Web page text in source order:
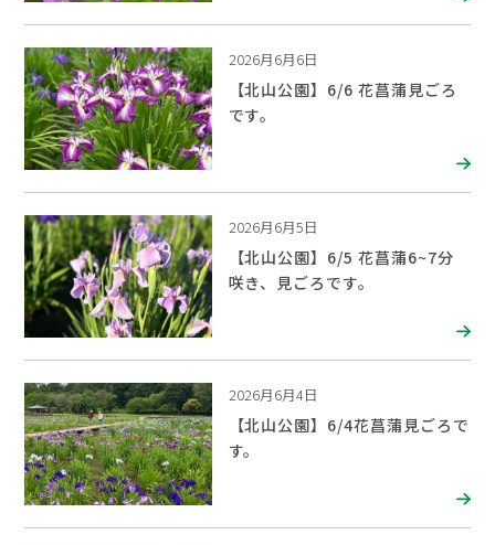
2026月6月6日
【北山公園】6/6 花菖蒲見ごろ
です。
2026月6月5日
【北山公園】6/5 花菖蒲6~7分
咲き、見ごろです。
2026月6月4日
【北山公園】6/4花菖蒲見ごろで
す。